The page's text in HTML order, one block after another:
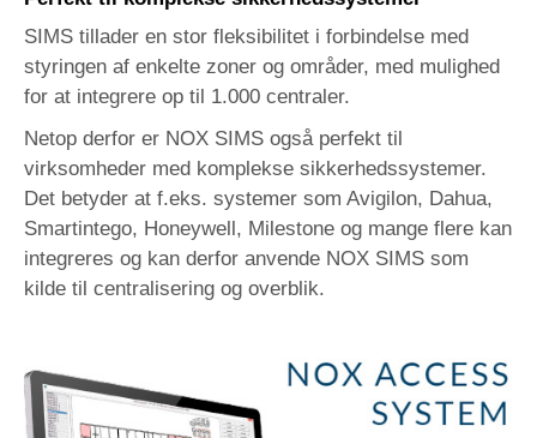
SIMS tillader en stor fleksibilitet i forbindelse med
styringen af enkelte zoner og områder, med mulighed
for at integrere op til 1.000 centraler.
Netop derfor er NOX SIMS også perfekt til
virksomheder med komplekse sikkerhedssystemer.
Det betyder at f.eks. systemer som Avigilon, Dahua,
Smartintego, Honeywell, Milestone og mange flere kan
integreres og kan derfor anvende NOX SIMS som
kilde til centralisering og overblik.